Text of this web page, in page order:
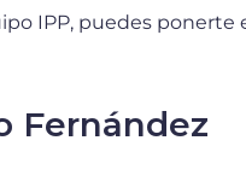
IPP, puedes
Fernández